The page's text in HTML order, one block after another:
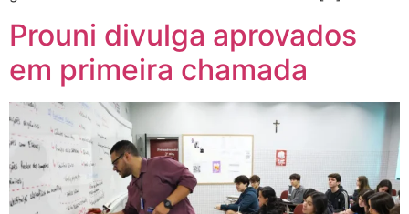
Prouni divulga aprovados
em primeira chamada